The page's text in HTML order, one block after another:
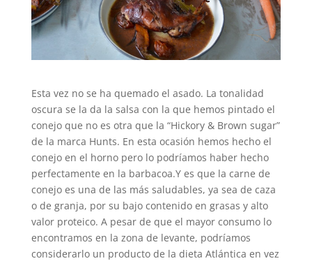
Esta vez no se ha quemado el asado. La tonalidad
oscura se la da la salsa con la que hemos pintado el
conejo que no es otra que la “Hickory & Brown sugar”
de la marca Hunts. En esta ocasión hemos hecho el
conejo en el horno pero lo podríamos haber hecho
perfectamente en la barbacoa.Y es que la carne de
conejo es una de las más saludables, ya sea de caza
o de granja, por su bajo contenido en grasas y alto
valor proteico. A pesar de que el mayor consumo lo
encontramos en la zona de levante, podríamos
considerarlo un producto de la dieta Atlántica en vez